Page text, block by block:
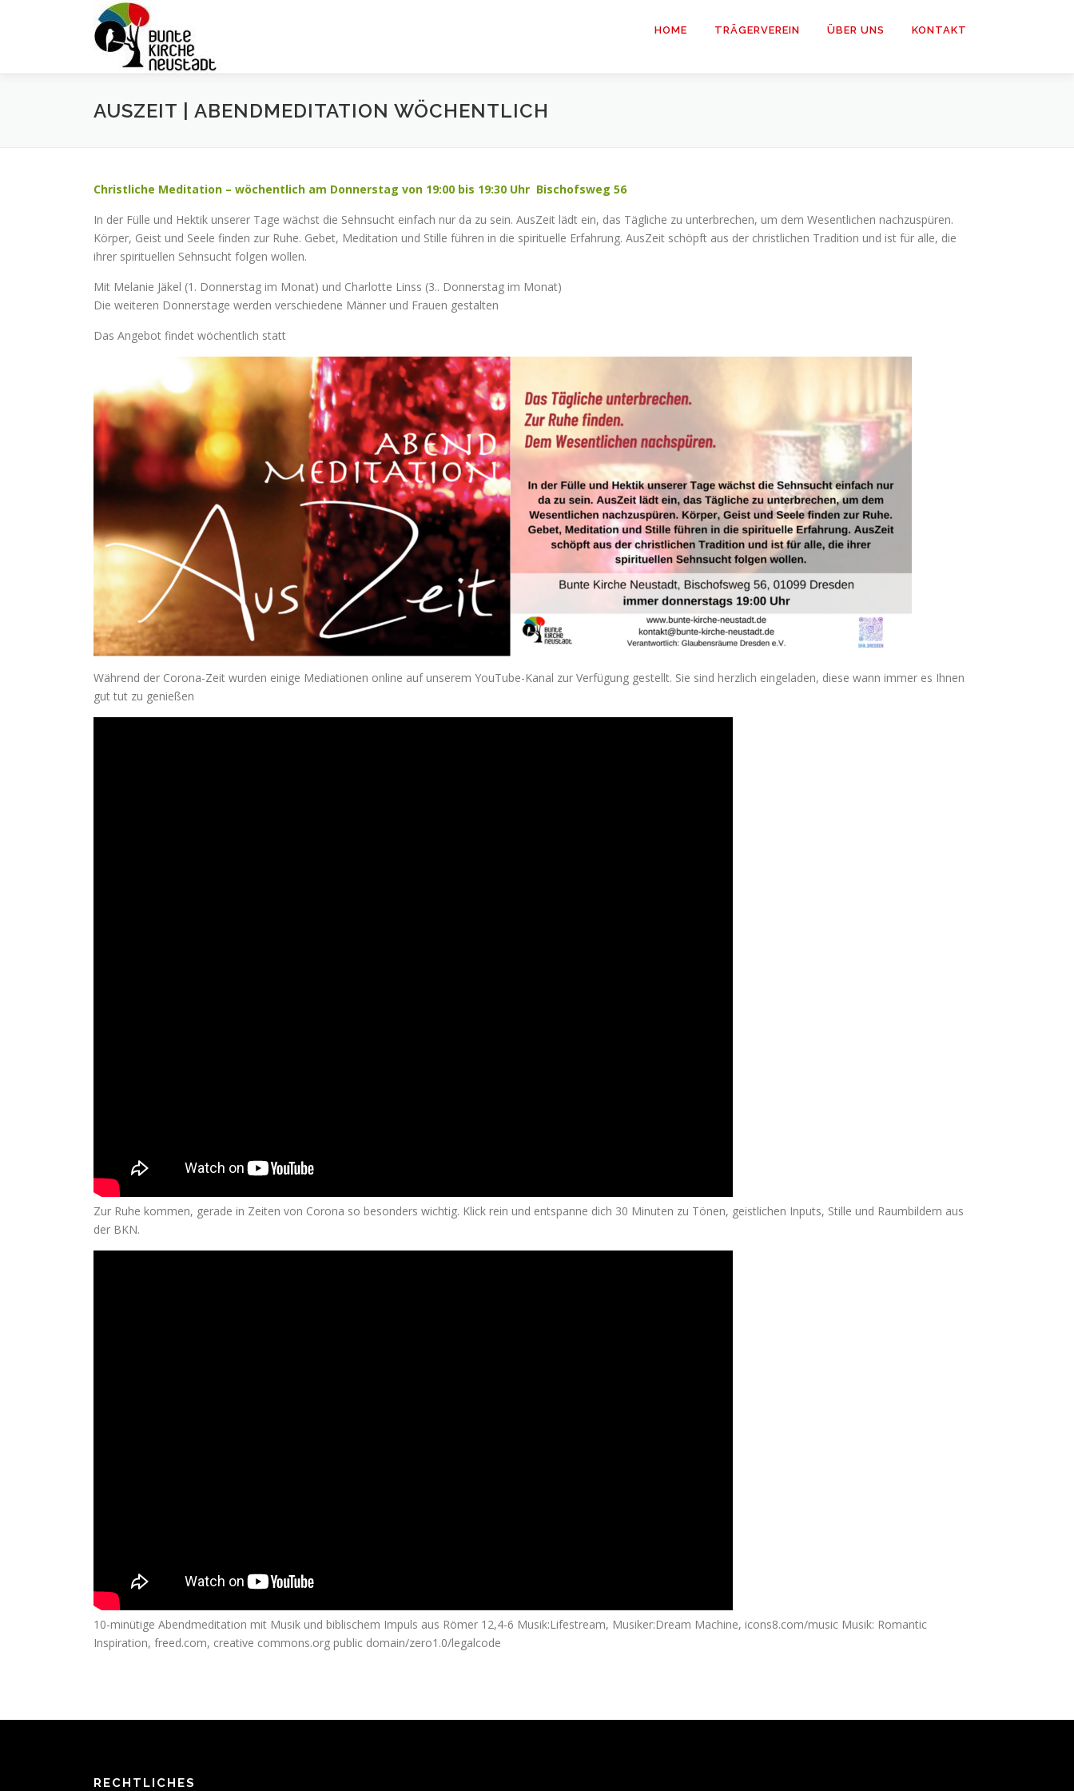
HOME TRÄGERVEREIN ÜBER UNS KONTAKT
AUSZEIT | ABENDMEDITATION WÖCHENTLICH
Christliche Meditation – wöchentlich am Donnerstag von 19:00 bis 19:30 Uhr Bischofsweg 56
In der Fülle und Hektik unserer Tage wächst die Sehnsucht einfach nur da zu sein. AusZeit lädt ein, das Tägliche zu unterbrechen, um dem Wesentlichen nachzuspüren.
Körper, Geist und Seele finden zur Ruhe. Gebet, Meditation und Stille führen in die spirituelle Erfahrung. AusZeit schöpft aus der christlichen Tradition und ist für alle, die
ihrer spirituellen Sehnsucht folgen wollen.
Mit Melanie Jäkel (1. Donnerstag im Monat) und Charlotte Linss (3.. Donnerstag im Monat)
Die weiteren Donnerstage werden verschiedene Männer und Frauen gestalten
Das Angebot findet wöchentlich statt
Während der Corona-Zeit wurden einige Mediationen online auf unserem YouTube-Kanal zur Verfügung gestellt. Sie sind herzlich eingeladen, diese wann immer es Ihnen
gut tut zu genießen
Zur Ruhe kommen, gerade in Zeiten von Corona so besonders wichtig. Klick rein und entspanne dich 30 Minuten zu Tönen, geistlichen Inputs, Stille und Raumbildern aus
der BKN.
10-minütige Abendmeditation mit Musik und biblischem Impuls aus Römer 12,4-6 Musik:Lifestream, Musiker:Dream Machine, icons8.com/music Musik: Romantic
Inspiration, freed.com, creative commons.org public domain/zero1.0/legalcode
RECHTLICHES